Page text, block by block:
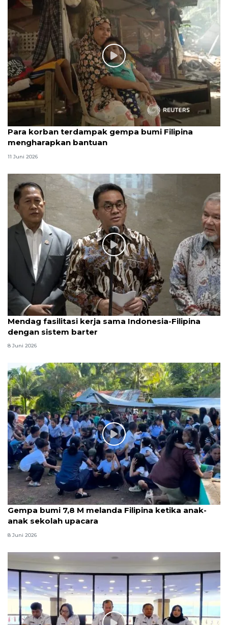
Para korban terdampak gempa bumi Filipina
mengharapkan bantuan
11 Juni 2026
Mendag fasilitasi kerja sama Indonesia-Filipina
dengan sistem barter
8 Juni 2026
Gempa bumi 7,8 M melanda Filipina ketika anak-
anak sekolah upacara
8 Juni 2026